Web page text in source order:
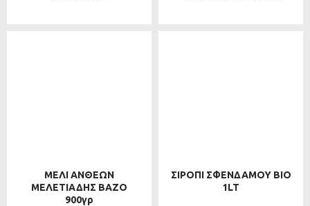
ΜΕΛΙ ΑΝΘΕΩΝ
ΜΕΛΕΤΙΑΔΗΣ ΒΑΖΟ
900γρ
ΣΙΡΟΠΙ ΣΦΕΝΔΑΜΟΥ BIO
1LT